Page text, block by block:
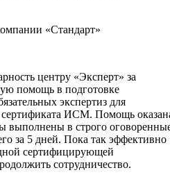
«Стандарт»
центру «Эксперт» за
помощь в подготовке
экспертиз для
ИСМ. Помощь
выполнены в строго
за 5 дней. Пока так эффективно
сертифицирующей
сотрудничество.